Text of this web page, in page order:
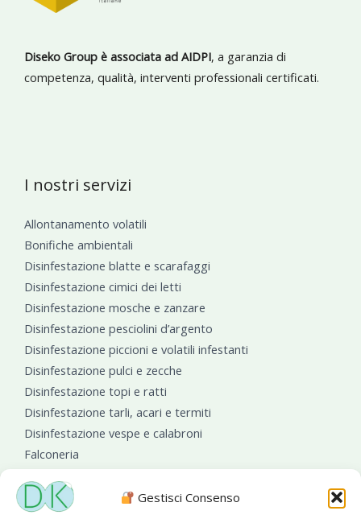
Gestisci Consenso
Diseko Group è associata ad AIDPI, a garanzia di
competenza, qualità, interventi professionali certificati.
I nostri servizi
Allontanamento volatili
Bonifiche ambientali
Disinfestazione blatte e scarafaggi
Disinfestazione cimici dei letti
Disinfestazione mosche e zanzare
Disinfestazione pesciolini d’argento
Disinfestazione piccioni e volatili infestanti
Disinfestazione pulci e zecche
Disinfestazione topi e ratti
Disinfestazione tarli, acari e termiti
Disinfestazione vespe e calabroni
Falconeria